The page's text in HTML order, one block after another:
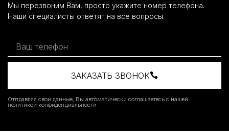
Мы перезвоним Вам, просто укажите номер телефона.
Наши специалисты ответят на все вопросы
ЗАКАЗАТЬ ЗВОНОК
Отправляя свои данные, Вы автоматически соглашаетесь с нашей
политикой конфиденциальности